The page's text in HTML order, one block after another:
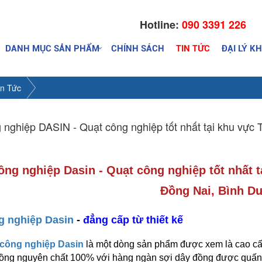
Hotline: 090 3391 226
DANH MỤC SẢN PHẨM CHÍNH SÁCH TIN TỨC ĐẠI LÝ
Tức
nghiệp DASIN - Quạt công nghiệp tốt nhất tại khu vực
nghiệp Dasin - Quạt công nghiệp tốt nhất
Đồng Nai, Bình
nghiệp Dasin - đẳng cấp từ thiết kế
nghiệp Dasin là một dòng sản phẩm được xem là cao
nguyên chất 100% với hàng ngàn sợi dây đồng được